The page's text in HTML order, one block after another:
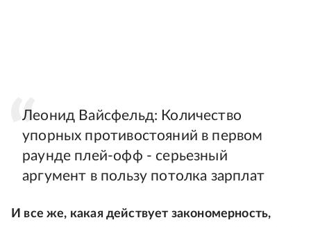
Леонид Вайсфельд: Количество
упорных противостояний в первом
раунде плей-офф - серьезный
аргумент в пользу потолка зарплат
И все же, какая действует закономерность,